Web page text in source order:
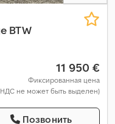
BTW
11 950 €
Фиксированная цена
не может быть выделен)
Позвонить